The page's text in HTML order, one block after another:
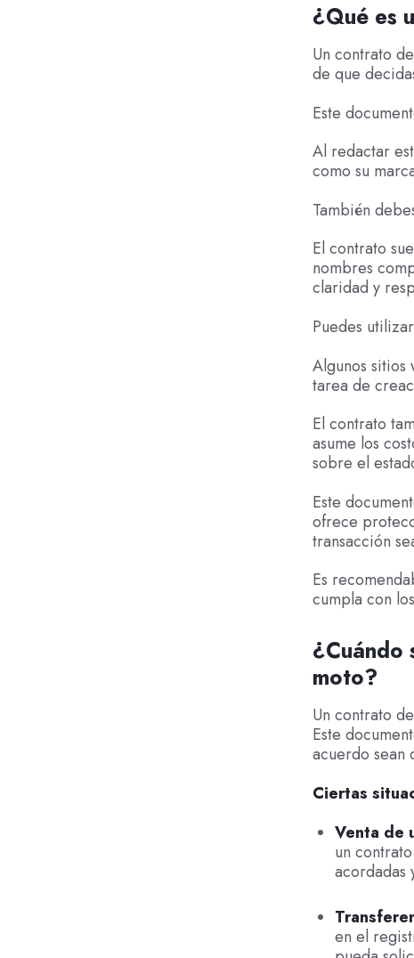
¿Qué es
Un contrato
de que
Este
Al redactar
como su
También
El contrato
nombres
claridad y
Puedes
Algunos
tarea de
El contrato
asume los
sobre el
Este
ofrece
transacción
Es
cumpla con
¿Cuándo
moto?
Un contrato
Este
acuerdo sean
Ciertas
Venta de
un
acordadas
en el